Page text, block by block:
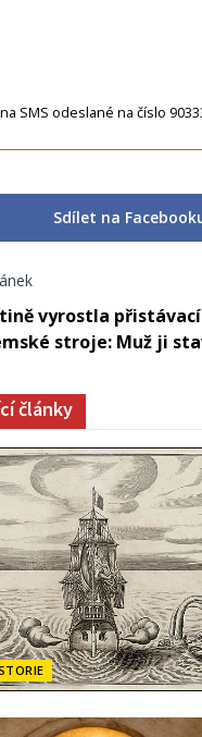
SMS odeslané na číslo
Sdílet na
vyrostla
stroje: Muž ji
články